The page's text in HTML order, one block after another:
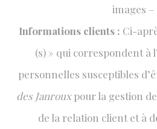
images –
Informations clients : Ci-
(s) » qui correspondent à
personnelles susceptibles
des Janrouxpour la gestion
de la relation client et à